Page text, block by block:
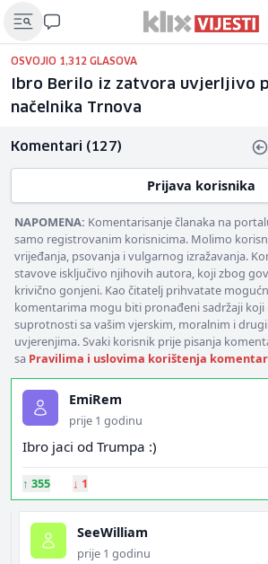
OSVOJIO 1,312 GLASOVA
Ibro Berilo iz zatvora uvjerljivo
načelnika Trnova
Komentari (127)
Prijava korisnika
NAPOMENA: Komentarisanje članaka na
samo registrovanim korisnicima. Molimo
vrijeđanja, psovanja i vulgarnog izražavanja.
stavove isključivo njihovih autora, koji zbog
krivično gonjeni. Kao čitatelj prihvatate
komentarima mogu biti pronađeni sadržaji
suprotnosti sa vašim vjerskim, moralnim i
uvjerenjima. Svaki korisnik prije pisanja
sa Pravilima i uslovima korištenja
EmiRem
prije 1 godinu
Ibro jaci od Trumpa :)
↑ 355 ↓ 1
SeeWilliam
prije 1 godinu